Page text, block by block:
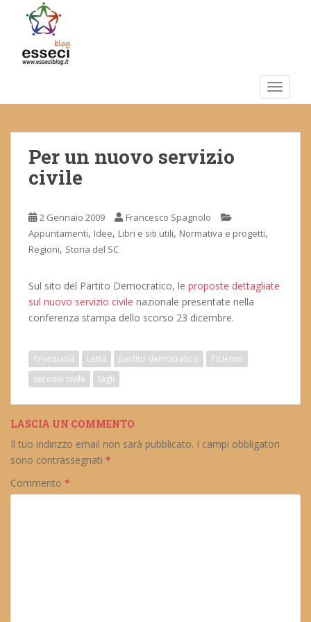
m
Per un nuovo servizio
civile
2 Gennaio 2009
Francesco Spagnolo
Appuntamenti, Idee, Libri e siti utili, Normativa e progetti,
Regioni, Storia del SC
Sul sito del Partito Democratico, le proposte dettagliate
sul nuovo servizio civile nazionale presentate nella
conferenza stampa dello scorso 23 dicembre.
finanziaria Letta partito democratico
Picierno
servizio civile
tagli
LASCIA UN COMMENTO
Il tuo indirizzo email non sarà pubblicato. I campi obbligatori
sono contrassegnati *
Commento *